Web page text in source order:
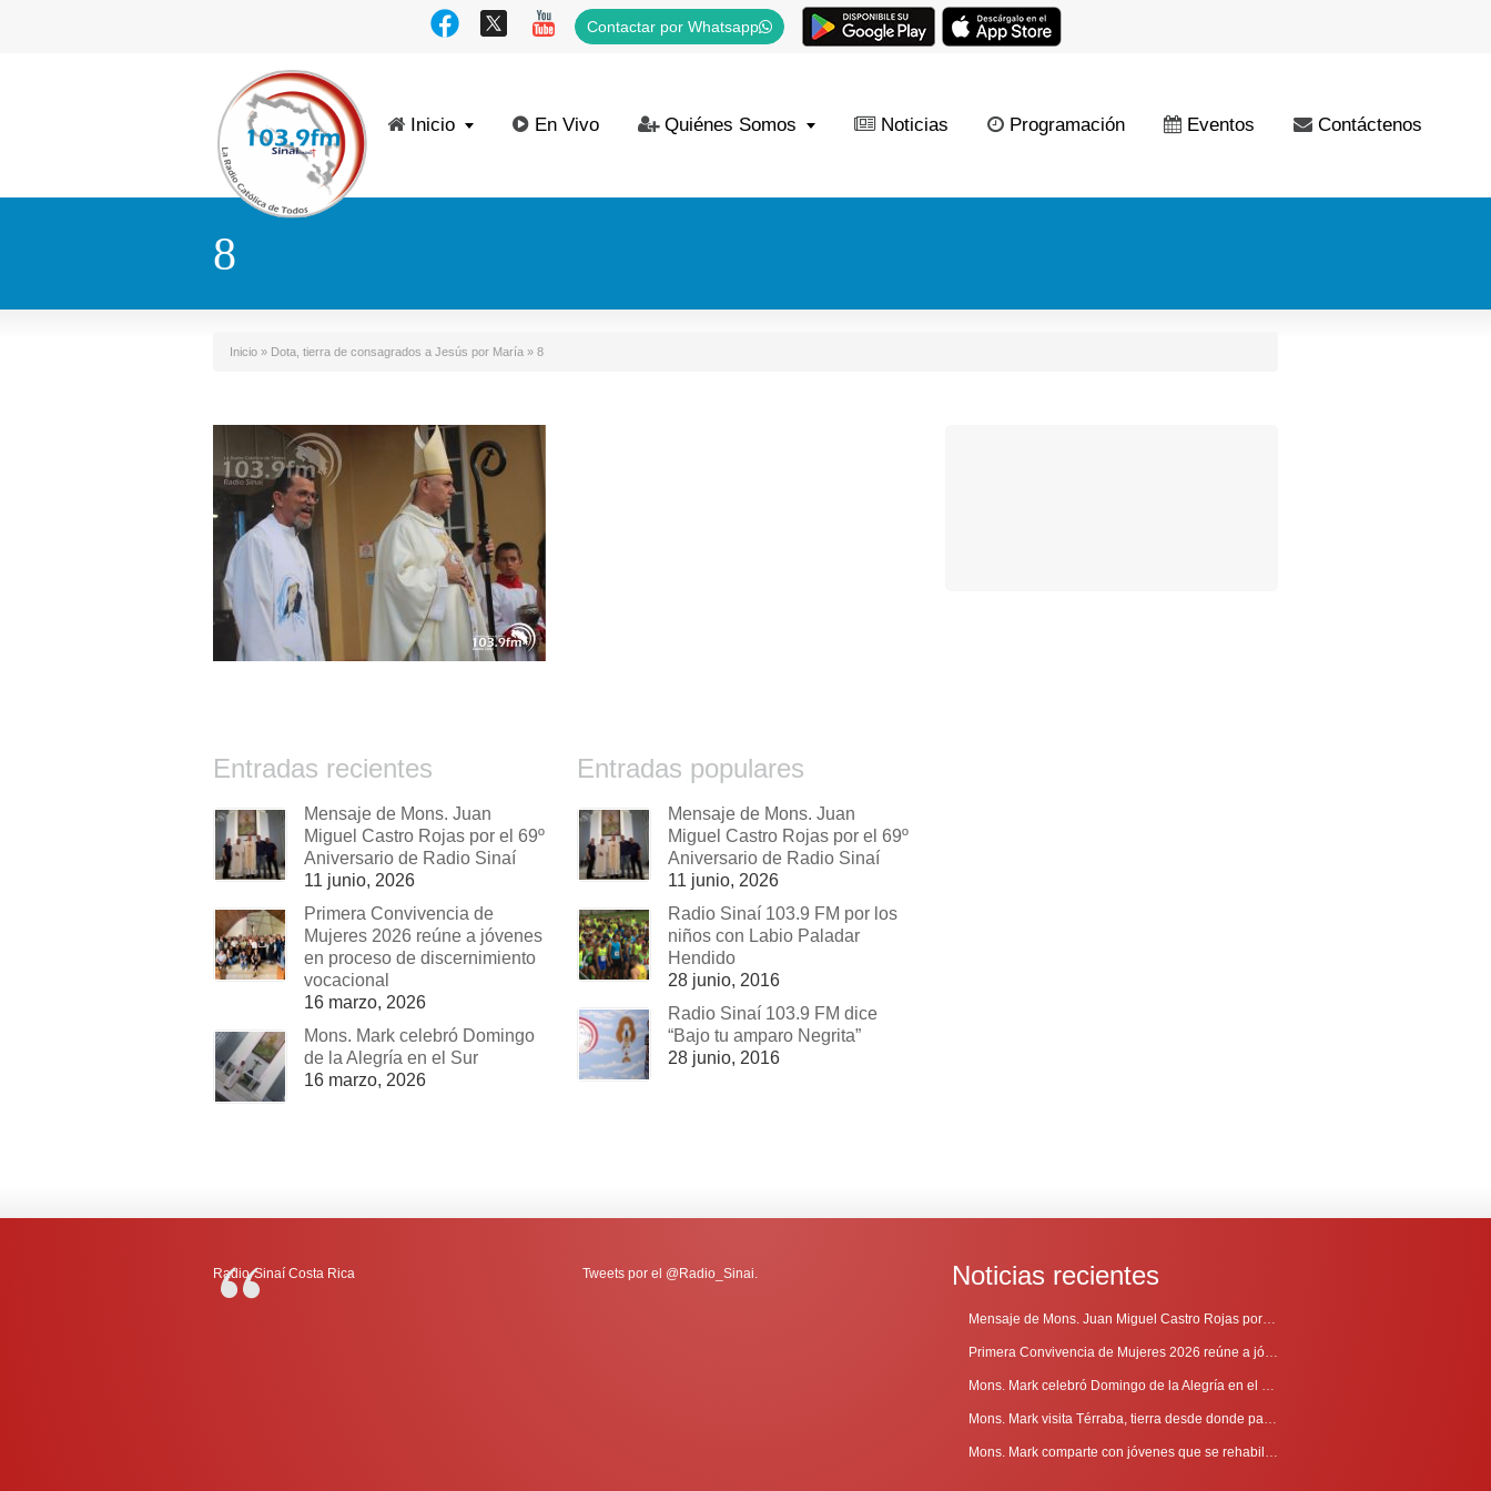
Contactar por Whatsapp
Inicio En Vivo Quiénes Somos Noticias Programación Eventos Contáctenos
8
Inicio » Dota, tierra de consagrados a Jesús por María » 8
Entradas recientes
Mensaje de Mons. Juan
Miguel Castro Rojas por el 69º
Aniversario de Radio Sinaí
11 junio, 2026
Primera Convivencia de
Mujeres 2026 reúne a jóvenes
en proceso de discernimiento
vocacional
16 marzo, 2026
Mons. Mark celebró Domingo
de la Alegría en el Sur
16 marzo, 2026
Entradas populares
Mensaje de Mons. Juan
Miguel Castro Rojas por el 69º
Aniversario de Radio Sinaí
11 junio, 2026
Radio Sinaí 103.9 FM por los
niños con Labio Paladar
Hendido
28 junio, 2016
Radio Sinaí 103.9 FM dice
“Bajo tu amparo Negrita”
28 junio, 2016
Radio-Sinaí Costa Rica Tweets por el @Radio_Sinai. Noticias recientes
Mensaje de Mons. Juan Miguel Castro Rojas por el 69º Aniversario de Radio Sinaí
Primera Convivencia de Mujeres 2026 reúne a jóvenes en proceso de discernimiento vocacional
Mons. Mark celebró Domingo de la Alegría en el Sur
Mons. Mark visita Térraba, tierra desde donde parte la evangelización
Mons. Mark comparte con jóvenes que se rehabilitan en Comunidad Cenáculo